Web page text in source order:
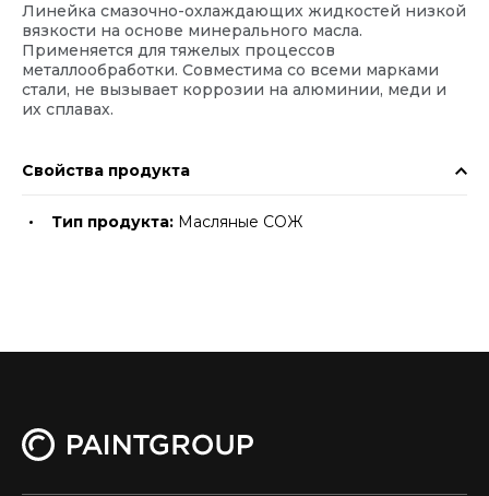
Линейка смазочно-охлаждающих жидкостей низкой
вязкости на основе минерального масла.
Применяется для тяжелых процессов
металлообработки. Совместима со всеми марками
стали, не вызывает коррозии на алюминии, меди и
их сплавах.
Свойства продукта
Тип продукта: Масляные СОЖ